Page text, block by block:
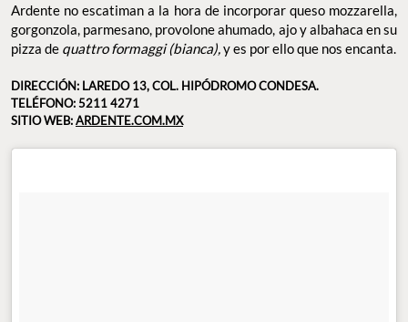
Ardente no escatiman a la hora de incorporar queso mozzarella,
gorgonzola, parmesano, provolone ahumado, ajo y albahaca en su
pizza de quattro formaggi (bianca),y es por ello que nos encanta.
DIRECCIÓN: LAREDO 13, COL. HIPÓDROMO CONDESA.
TELÉFONO: 5211 4271
SITIO WEB:ARDENTE.COM.MX